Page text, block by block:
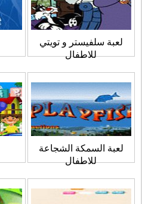
لعبة سلفيستر و تويتي
للاطفال
لعبة السمكة الشجاعة
للاطفال